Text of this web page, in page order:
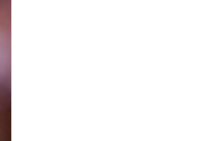
gewürzt, mit cremigem Tahini.
& Buffets